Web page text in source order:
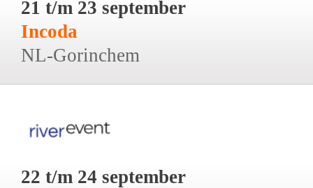
21 t/m 23 september
Incoda
NL-Gorinchem
22 t/m 24 september